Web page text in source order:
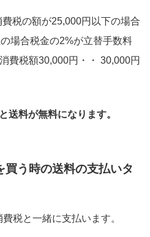
費税の額が25,000円以下の場合
場合税金の2%が立替手数料
費税額30,000円・・ 30,000円
送料が無料になります。
う時の送料の支払いタ
税と一緒に支払います。